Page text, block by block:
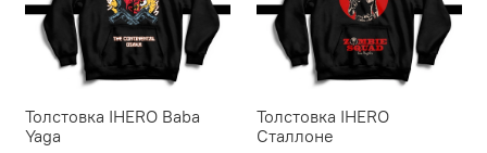
Толстовка IHERO Baba
Yaga
Толстовка IHERO
Сталлоне